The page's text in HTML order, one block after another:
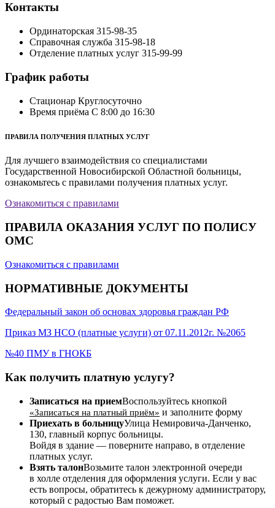
Контакты
Ординаторская 315-98-35
Справочная служба 315-98-18
Отделение платных услуг 315-99-99
График работы
Стационар Круглосуточно
Время приёма С 8:00 до 16:30
ПРАВИЛА ПОЛУЧЕНИЯ ПЛАТНЫХ УСЛУГ
Для лучшего взаимодействия со специалистами
Государственной Новосибирской Областной больницы,
ознакомьтесь с правилами получения платных услуг.
Ознакомиться с правилами
ПРАВИЛА ОКАЗАНИЯ УСЛУГ ПО ПОЛИСУ
ОМС
Ознакомиться с правилами
НОРМАТИВНЫЕ ДОКУМЕНТЫ
Федеральный закон об основах здоровья граждан РФ
Приказ МЗ НСО (платные услуги) от 07.11.2012г. №2065
№40 ПМУ в ГНОКБ
Как получить платную услугу?
Записаться на приемВоспользуйтесь кнопкой
«Записаться на платный приём» и заполните форму
Приехать в больницуУлица Немировича-Данченко,
130, главный корпус больницы.
Войдя в здание — поверните направо, в отделение
платных услуг.
Взять талонВозьмите талон электронной очереди
в холле отделения для оформления услуги. Если у вас
есть вопросы, обратитесь к дежурному администратору,
который с радостью Вам поможет.